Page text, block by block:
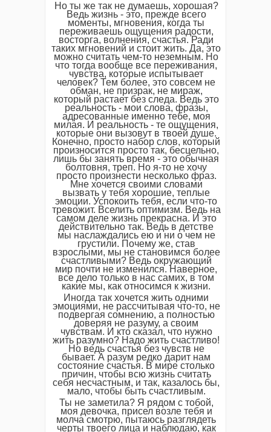
Но ты же так не думаешь, хорошая?
Ведь жизнь - это, прежде всего
моменты, мгновения, когда ты
переживаешь ощущения радости,
восторга, волнения, счастья. Ради
таких мгновений и стоит жить. Да, это
можно считать чем-то неземным. Но
что тогда вообще все переживания,
чувства, которые испытывает
человек? Тем более, это совсем не
обман, не призрак, не мираж,
который растает без следа. Ведь это
реальность - мои слова, фразы,
адресованные именно тебе, моя
милая. И реальность - те ощущения,
которые они вызовут в твоей душе.
Конечно, просто набор слов, который
произносится просто так, бесцельно,
лишь бы занять время - это обычная
болтовня, треп. Но я-то не хочу
просто произнести несколько фраз.
Мне хочется своими словами
вызвать у тебя хорошие, теплые
эмоции. Успокоить тебя, если что-то
тревожит. Вселить оптимизм. Ведь на
самом деле жизнь прекрасна. И это
действительно так. Ведь в детстве
мы наслаждались ею и ни о чем не
грустили. Почему же, став
взрослыми, мы не становимся более
счастливыми? Ведь окружающий
мир почти не изменился. Наверное,
все дело только в нас самих, в том
какие мы, как относимся к жизни.
Иногда так хочется жить одними
эмоциями, не рассчитывая что-то, не
подвергая сомнению, а полностью
доверяя не разуму, а своим
чувствам. И кто сказал, что нужно
жить разумно? Надо жить счастливо!
Но ведь счастья без чувств не
бывает. А разум редко дарит нам
состояние счастья. В мире столько
причин, чтобы всю жизнь считать
себя несчастным, и так, казалось бы,
мало, чтобы быть счастливым.
Ты не заметила? Я рядом с тобой,
моя девочка, присел возле тебя и
молча смотрю, пытаюсь разглядеть
черты твоего лица и наблюдаю, как